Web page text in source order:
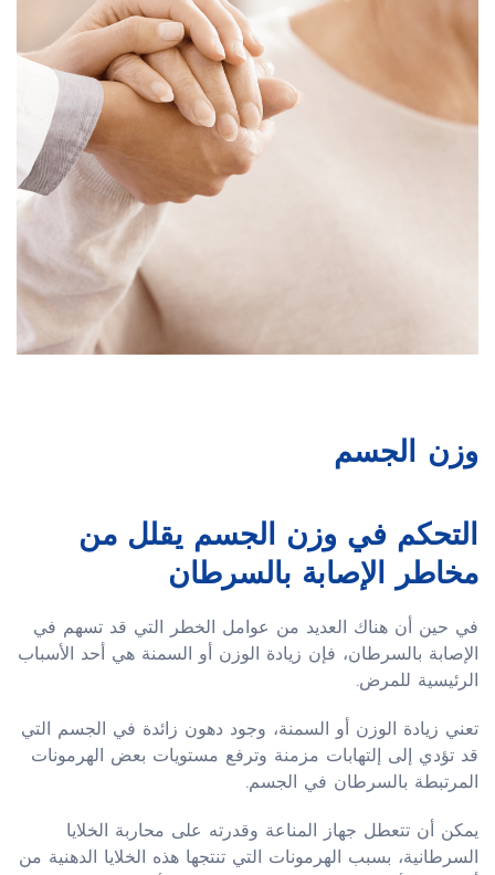
وزن الجسم
التحكم في وزن الجسم يقلل من
مخاطر الإصابة بالسرطان
في حين أن هناك العديد من عوامل الخطر التي قد تسهم في
الإصابة بالسرطان، فإن زيادة الوزن أو السمنة هي أحد الأسباب
الرئيسية للمرض.
تعني زيادة الوزن أو السمنة، وجود دهون زائدة في الجسم التي
قد تؤدي إلى إلتهابات مزمنة وترفع مستويات بعض الهرمونات
المرتبطة بالسرطان في الجسم.
يمكن أن تتعطل جهاز المناعة وقدرته على محاربة الخلايا
السرطانية، بسبب الهرمونات التي تنتجها هذه الخلايا الدهنية من